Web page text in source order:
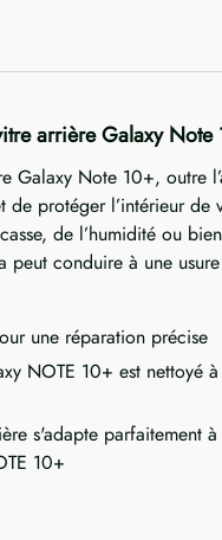
arrière Galaxy Note
Galaxy Note 10+, outre
de protéger l’intérieur de
de l’humidité ou
peut conduire à une
une réparation précise
NOTE 10+ est nettoyé
s'adapte parfaitement
10+